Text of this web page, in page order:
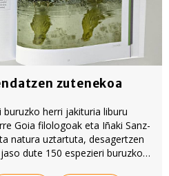
zutenekoa
herri jakituria liburu
Goia filologoak eta Iñaki Sanz-
natura uztartuta, desagertzen
dute 150 espezieri buruzko